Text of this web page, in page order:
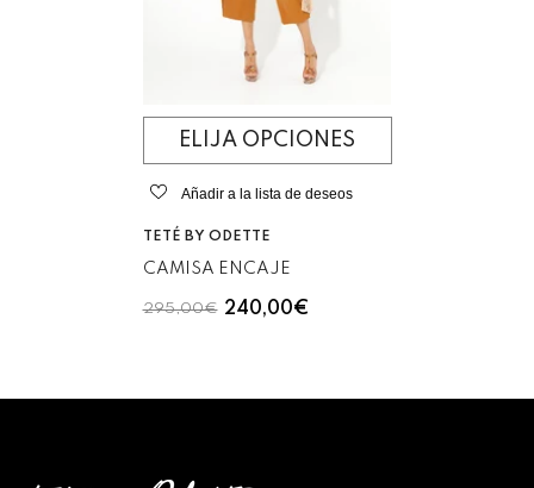
ELIJA OPCIONES
Añadir a la lista de deseos
VENDEDOR:
TETÉ BY ODETTE
CAMISA ENCAJE
295,00€ 240,00€